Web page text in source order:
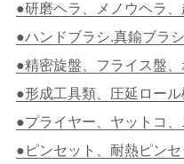
●研磨ヘラ、メノウヘラ、
●ハンドブラシ.真鍮ブラ
●精密旋盤、フライス盤
●形成工具類、圧延ロール
●プライヤー、ヤットコ
●ピンセット、耐熱ピンセ